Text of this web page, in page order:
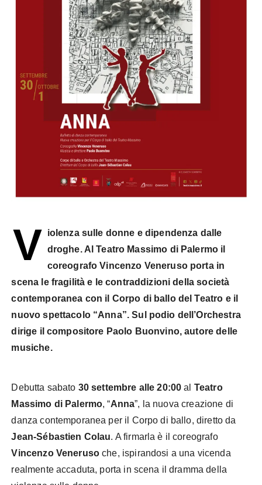
V iolenza sulle donne e dipendenza dalle
droghe. Al Teatro Massimo di Palermo il
coreografo Vincenzo Veneruso porta in
scena le fragilità e le contraddizioni della società
contemporanea con il Corpo di ballo del Teatro e il
nuovo spettacolo “Anna”. Sul podio dell’Orchestra
dirige il compositore Paolo Buonvino, autore delle
musiche.
Debutta sabato 30 settembre alle 20:00 al Teatro
Massimo di Palermo, “Anna”, la nuova creazione di
danza contemporanea per il Corpo di ballo, diretto da
Jean-Sébastien Colau. A firmarla è il coreografo
Vincenzo Veneruso che, ispirandosi a una vicenda
realmente accaduta, porta in scena il dramma della